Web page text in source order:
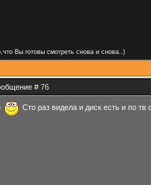
Вы готовы смотреть снова и снова..)
# 76
Сто раз видела и диск есть и по